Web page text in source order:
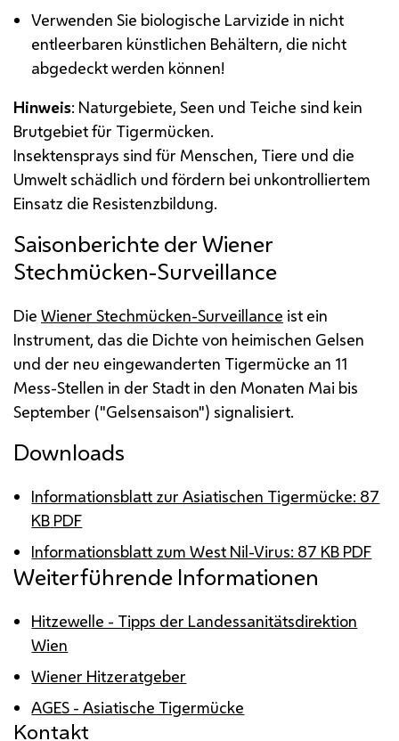
Verwenden Sie biologische Larvizide in nicht
entleerbaren künstlichen Behältern, die nicht
abgedeckt werden können!
Hinweis: Naturgebiete, Seen und Teiche sind kein
Brutgebiet für Tigermücken.
Insektensprays sind für Menschen, Tiere und die
Umwelt schädlich und fördern bei unkontrolliertem
Einsatz die Resistenzbildung.
Saisonberichte der Wiener
Stechmücken-Surveillance
Die Wiener Stechmücken-Surveillance ist ein
Instrument, das die Dichte von heimischen Gelsen
und der neu eingewanderten Tigermücke an 11
Mess-Stellen in der Stadt in den Monaten Mai bis
September ("Gelsensaison") signalisiert.
Downloads
Informationsblatt zur Asiatischen Tigermücke: 87
KB PDF
Informationsblatt zum West Nil-Virus: 87 KB PDF
Weiterführende Informationen
Hitzewelle - Tipps der Landessanitätsdirektion
Wien
Wiener Hitzeratgeber
AGES - Asiatische Tigermücke
Kontakt